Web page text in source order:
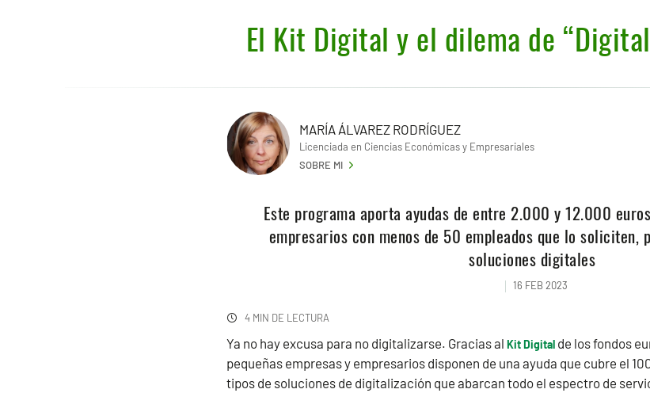
El Kit Digital y el dilema de
MARÍA ÁLVAREZ RODRÍGUEZ
Licenciada en Ciencias Económicas y Empresariales
SOBRE MI
Este programa aporta ayudas de entre 2.000 y 12.000
empresarios con menos de 50 empleados que lo soliciten,
soluciones digitales
16 FEB 2023
4 MIN DE LECTURA
Ya no hay excusa para no digitalizarse. Gracias al Kit Digital de los fondos
pequeñas empresas y empresarios disponen de una ayuda que cubre el
tipos de soluciones de digitalización que abarcan todo el espectro de